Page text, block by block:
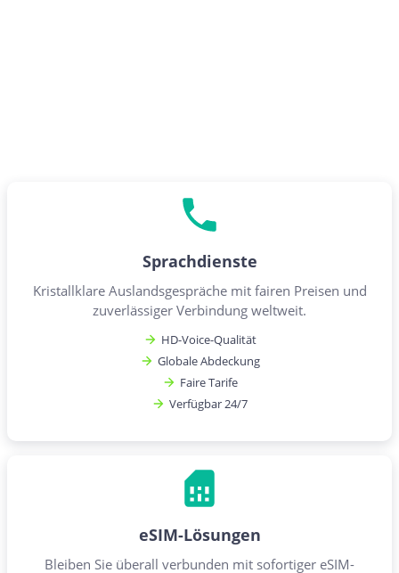
Sprachdienste
Kristallklare Auslandsgespräche mit fairen Preisen und
zuverlässiger Verbindung weltweit.
HD-Voice-Qualität
Globale Abdeckung
Faire Tarife
Verfügbar 24/7
eSIM-Lösungen
Bleiben Sie überall verbunden mit sofortiger eSIM-